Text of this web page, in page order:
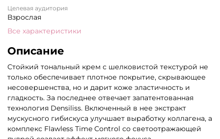
Целевая аудитория
Взрослая
Все характеристики
Описание
Стойкий тональный крем с шелковистой текстурой не
только обеспечивает плотное покрытие, скрывающее
несовершенства, но и дарит коже эластичность и
гладкость. За последнее отвечает запатентованная
технология Densiliss. Включенный в нее экстракт
мускусного гибискуса улучшает выработку коллагена, а
комплекс Flawless Time Control со светоотражающей